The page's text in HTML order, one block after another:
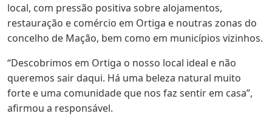
local, com pressão positiva sobre alojamentos,
restauração e comércio em Ortiga e noutras zonas do
concelho de Mação, bem como em municípios vizinhos.
“Descobrimos em Ortiga o nosso local ideal e não
queremos sair daqui. Há uma beleza natural muito
forte e uma comunidade que nos faz sentir em casa”,
afirmou a responsável.